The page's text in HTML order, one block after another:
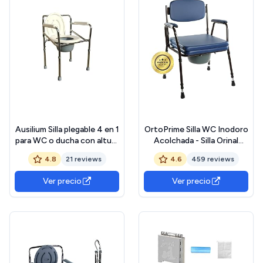
Ausilium Silla plegable 4 en 1
para WC o ducha con altura
regulable - Elevador de WC,
soporte para WC, silla de
inodoro y asiento de ducha
4.8 21 reviews
Ver precio
OrtoPrime Silla WC Inodoro
Acolchada - Silla Orinal
PORTÁTIL Regulable -
Váter portátil con Bidet
Acoplable - Silla de Baño
para Ancianos - Silla de
Baño Geriátrica - CÓMODA
4.6 459 reviews
Ver precio